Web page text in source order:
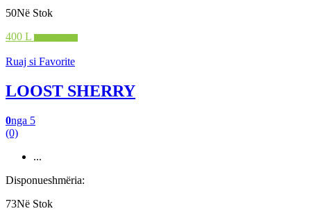
50Në Stok
400 L
Ruaj si Favorite
LOOST SHERRY
0nga 5
(0)
...
Disponueshmëria:
73Në Stok